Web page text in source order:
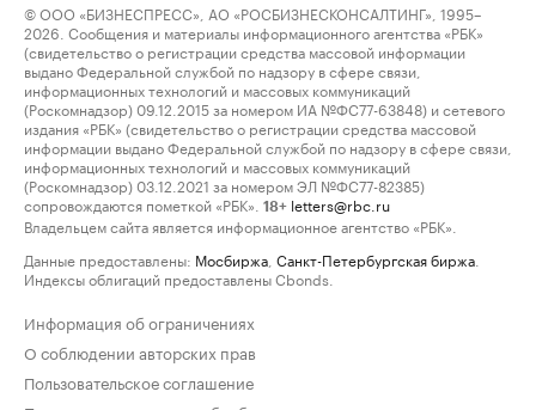
© ООО «БИЗНЕСПРЕСС», АО «РОСБИЗНЕСКОНСАЛТИНГ», 1995–
2026. Сообщения и материалы информационного агентства «РБК»
(свидетельство о регистрации средства массовой информации
выдано Федеральной службой по надзору в сфере связи,
информационных технологий и массовых коммуникаций
(Роскомнадзор) 09.12.2015 за номером ИА №ФС77-63848) и сетевого
издания «РБК» (свидетельство о регистрации средства массовой
информации выдано Федеральной службой по надзору в сфере связи,
информационных технологий и массовых коммуникаций
(Роскомнадзор) 03.12.2021 за номером ЭЛ №ФС77-82385)
сопровождаются пометкой «РБК».
18+ letters@rbc.ru
Владельцем сайта является информационное агентство «РБК».
Данные предоставлены: Мосбиржа Санкт-Петербургская биржа
Индексы облигаций предоставлены Cbonds.
Информация об ограничениях
О соблюдении авторских прав
Пользовательское соглашение